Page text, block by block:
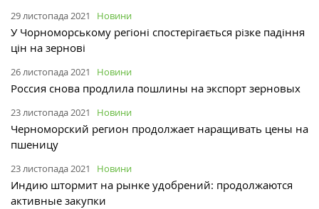
29 листопада 2021 Новини
У Чорноморському регіоні спостерігається різке падіння
цін на зернові
26 листопада 2021 Новини
Россия снова продлила пошлины на экспорт зерновых
23 листопада 2021 Новини
Черноморский регион продолжает наращивать цены на
пшеницу
23 листопада 2021 Новини
Индию штормит на рынке удобрений: продолжаются
активные закупки